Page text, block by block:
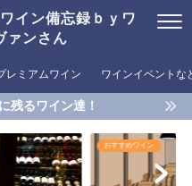
イン備忘録ｂｙワ
ァンさん
レミアムワイン ワインイベントな
残るワイン達！
おすすめワイン